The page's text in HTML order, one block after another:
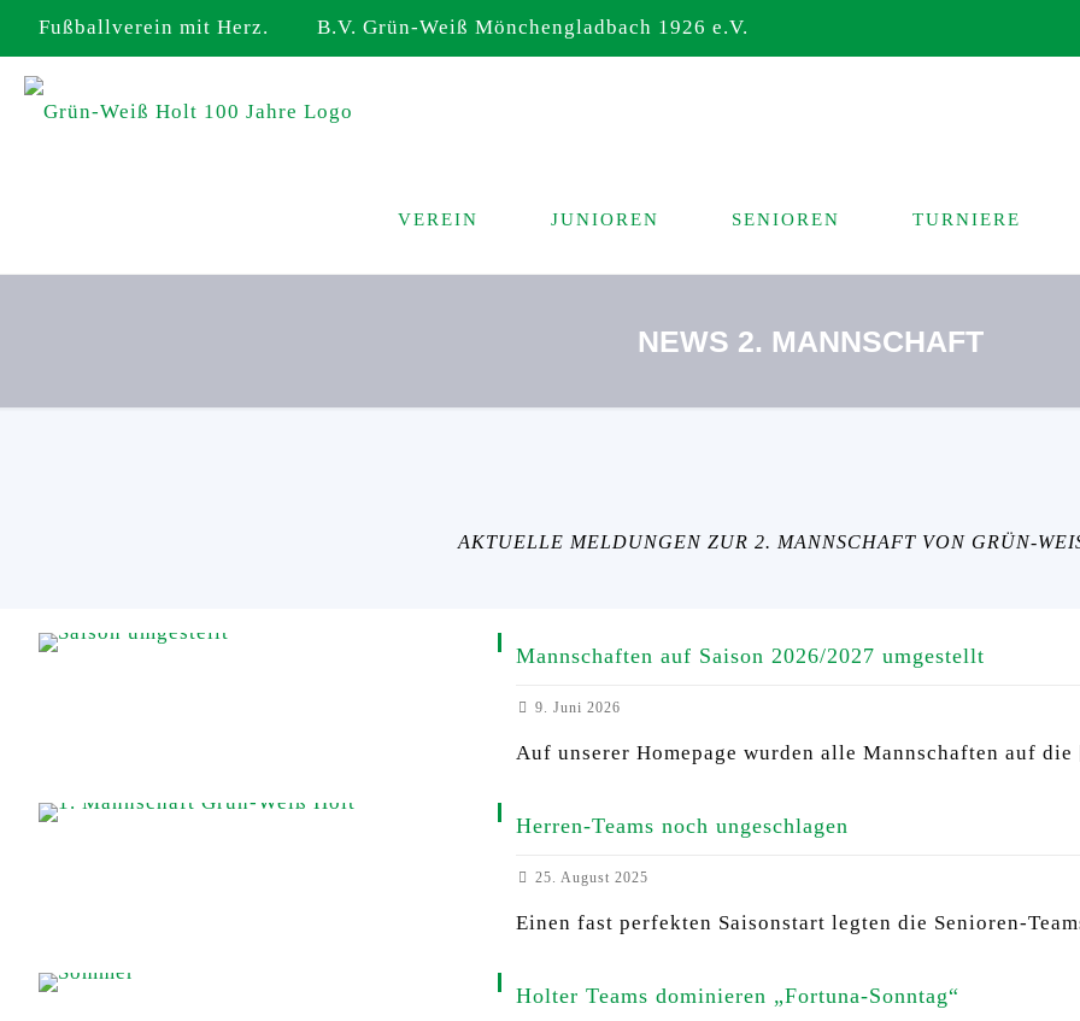
Fußballverein mit Herz. B.V. Grün-Weiß Mönchengladbach 1926 e.V.
VEREIN JUNIOREN SENIOREN TURNIERE
NEWS 2. MANNSCHAFT
AKTUELLE MELDUNGEN ZUR 2. MANNSCHAFT VON GRÜN-
Mannschaften auf Saison 2026/2027 umgestellt
9. Juni 2026
Auf unserer Homepage wurden alle Mannschaften auf die
Herren-Teams noch ungeschlagen
25. August 2025
Einen fast perfekten Saisonstart legten die Senioren-
Holter Teams dominieren „Fortuna-Sonntag“